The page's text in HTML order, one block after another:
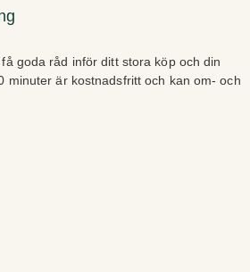
goda råd inför ditt stora köp och din
minuter är kostnadsfritt och kan om- och